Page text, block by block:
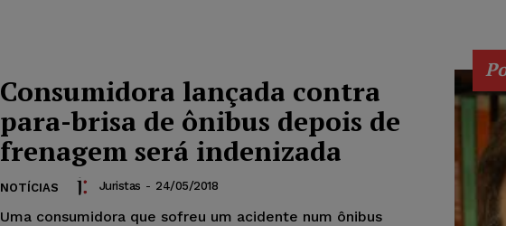
Consumidora lançada contra
para-brisa de ônibus depois de
frenagem será indenizada
NOTÍCIAS Juristas - 24/05/2018
Uma consumidora que sofreu um acidente num ônibus